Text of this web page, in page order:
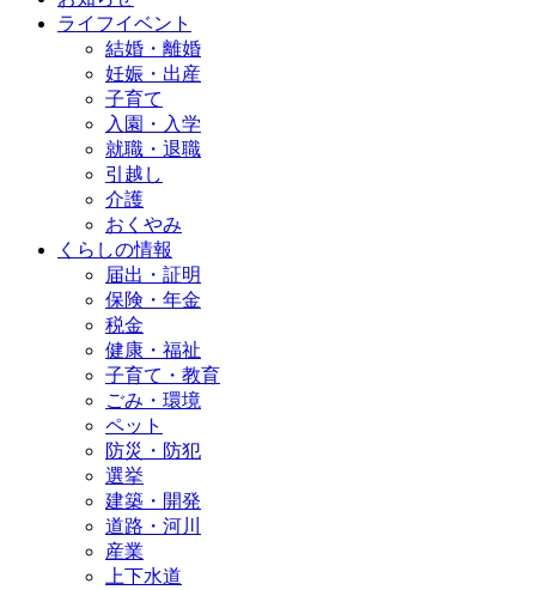
ライフイベント
結婚・離婚
妊娠・出産
子育て
入園・入学
就職・退職
引越し
介護
おくやみ
くらしの情報
届出・証明
保険・年金
税金
健康・福祉
子育て・教育
ごみ・環境
ペット
防災・防犯
選挙
建築・開発
道路・河川
産業
上下水道